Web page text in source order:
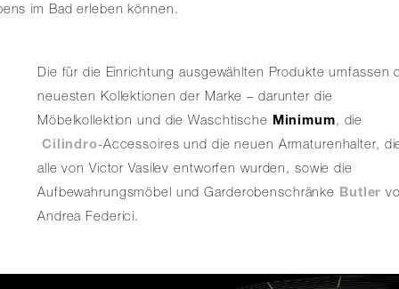
im Bad erleben können.
Die für die Einrichtung ausgewählten Produkte umfassen
neuesten Kollektionen der Marke – darunter die
Möbelkollektion und die Waschtische Minimum, die
Cilindro-Accessoires und die neuen Armaturenhalter,
alle von Victor Vasilev entworfen wurden, sowie die
Aufbewahrungsmöbel und Garderobenschränke Butler
Andrea Federici.